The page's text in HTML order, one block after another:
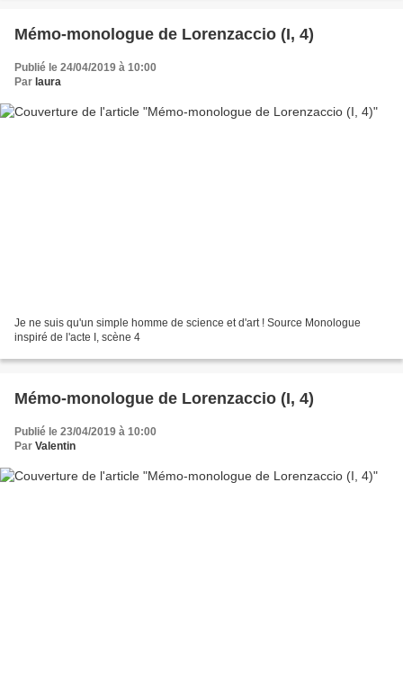
Mémo-monologue de Lorenzaccio (I, 4)
Publié le 24/04/2019 à 10:00
Par laura
Je ne suis qu'un simple homme de science et d'art ! Source Monologue
inspiré de l'acte I, scène 4
Mémo-monologue de Lorenzaccio (I, 4)
Publié le 23/04/2019 à 10:00
Par Valentin